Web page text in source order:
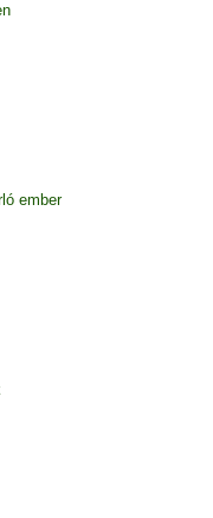
ember